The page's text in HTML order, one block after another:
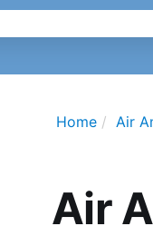
Home Air
Air